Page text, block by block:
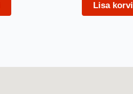
Lisa korvi